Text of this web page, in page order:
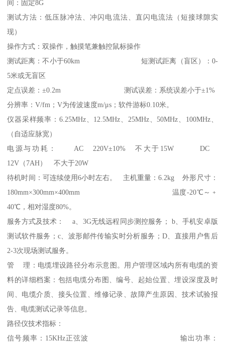
间：固定8G
测试方法：低压脉冲法、冲闪电流法、直闪电流法（短接球隙实
现）
操作方式：双操作，触摸笔兼触控鼠标操作
测试距离：不小于60km 短测试距离（盲区）：0-
5米或无盲区
定点误差：±0.2m 测试误差：系统误差小于±1%
分辨率：V/fm；V为传波速度m/μs；软件游标0.10米。
仪器采样频率：6.25MHz、12.5MHz、25MHz、50MHz、100MHz、
（自适应脉宽）
电源与功耗： AC 220V±10% 不大于15W DC
12V（7AH） 不大于20W
待机时间：可连续使用6小时左右。 主机重量：6.2kg 外形尺寸：
180mm×300mm×400mm 温度-20℃～﹢
40℃，相对湿度80%。
服务方式及技术： a、3G无线远程同步测控服务； b、手机安卓版
测试软件服务；c、波形邮件传输实时分析服务；D、直接用户售后
2-3次现场测试服务。
管 理：电缆埋设路径分布示意图。用户管理区域内所有电缆的资
料的详细档案：包括电缆分布图、编号、起始位置、埋设深度及时
间、电缆介质、接头位置、维修记录、故障产生原因、技术试验报
告、电缆测试记录等信息。
路径仪技术指标：
信号频率：15KHz正弦波 输出功率：